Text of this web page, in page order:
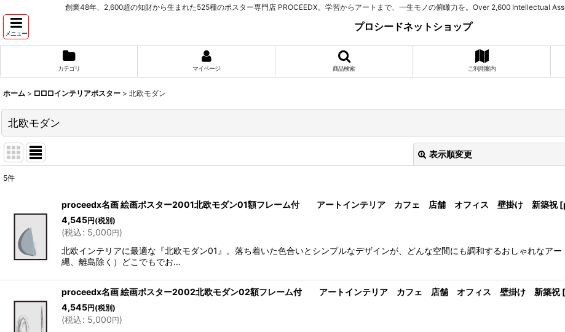
創業48年、2,600超の知財から生まれた525種のポスター専門店 PROCEEDX。学習からアートまで、一生モノの俯瞰力を。Over 2,600 Intellectual
メニュー
プロシードネットショップ
カテゴリ マイページ 商品検索 ご利用案内
ホーム > □□□インテリアポスター > 北欧モダン
北欧モダン
表示順変更
絞り込む
5件
proceedx名画 絵画ポスター2001北欧モダン01額フレーム付 アートインテリア カフェ 店舗 オフィス 壁掛け 新築祝 [
4,545円(税別)
(税込: 5,000円)
北欧インテリアに最適な『北欧モダン01』。落ち着いた色合いとシンプルなデザインが、どんな空間にも調和するおしゃれな
縄、離島除く）どこでもでお…
proceedx名画 絵画ポスター2002北欧モダン02額フレーム付 アートインテリア カフェ 店舗 オフィス 壁掛け 新築祝 [
4,545円(税別)
(税込: 5,000円)